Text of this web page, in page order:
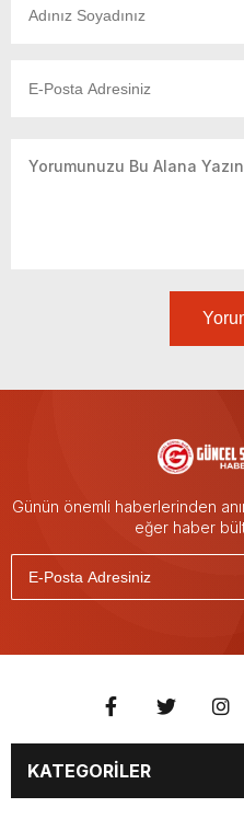
Günün önemli haberlerinden
eğer haber
KATEGORİLER